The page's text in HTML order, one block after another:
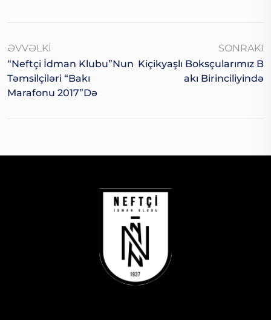
ƏVVƏLKI
“Neftçi İdman Klubu”nun
Təmsilçiləri “Bakı
Marafonu 2017”də
SONRAKI
Kiçikyaşlı Boksçularımız B
Akı Birinciliyində